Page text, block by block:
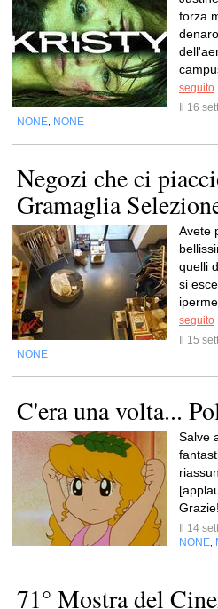
forza
seguito
Il 16
NONE NONE
Negozi che ci
Gramaglia
Avete
quelli
si
seguito
Il 15
NONE
C'era una volta...
Salve
Il 14
NONE
71° Mostra del